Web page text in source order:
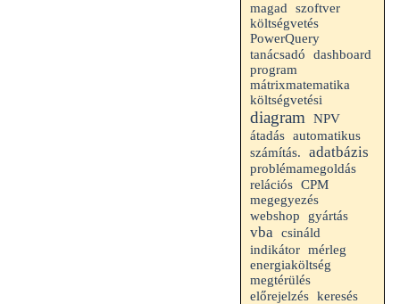
magad
szoftver
költségvetés
PowerQuery
tanácsadó
dashboard
program
mátrixmatematika
költségvetési
diagram
NPV
átadás automatikus
számítás.
adatbázis
problémamegoldás
relációs CPM
megegyezés
webshop
gyártás
vba csináld
indikátor mérleg
energiaköltség
megtérülés
előrejelzés keresés